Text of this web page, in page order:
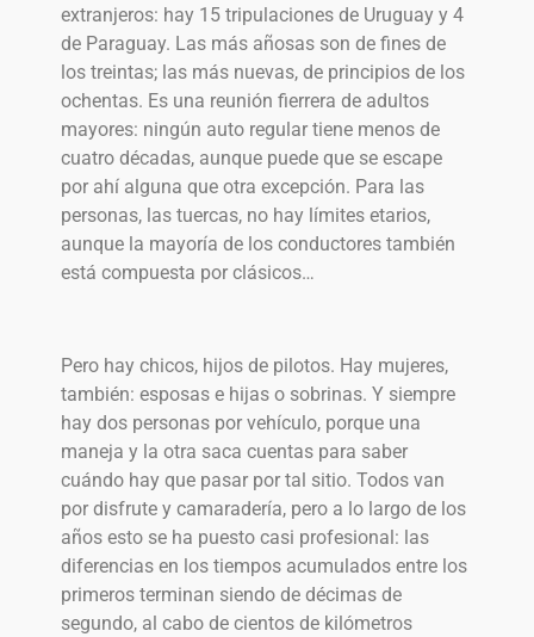
extranjeros: hay 15 tripulaciones de Uruguay y 4
de Paraguay. Las más añosas son de fines de
los treintas; las más nuevas, de principios de los
ochentas. Es una reunión fierrera de adultos
mayores: ningún auto regular tiene menos de
cuatro décadas, aunque puede que se escape
por ahí alguna que otra excepción. Para las
personas, las tuercas, no hay límites etarios,
aunque la mayoría de los conductores también
está compuesta por clásicos…
Pero hay chicos, hijos de pilotos. Hay mujeres,
también: esposas e hijas o sobrinas. Y siempre
hay dos personas por vehículo, porque una
maneja y la otra saca cuentas para saber
cuándo hay que pasar por tal sitio. Todos van
por disfrute y camaradería, pero a lo largo de los
años esto se ha puesto casi profesional: las
diferencias en los tiempos acumulados entre los
primeros terminan siendo de décimas de
segundo, al cabo de cientos de kilómetros